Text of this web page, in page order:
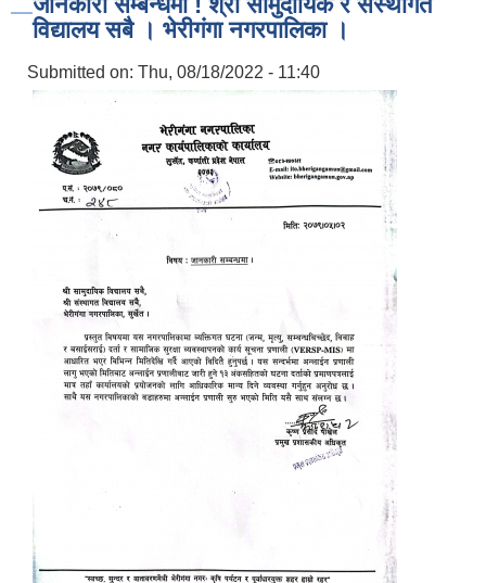
विद्यालय सबै । भेरीगंगा नगरपालिका ।
Submitted on: Thu, 08/18/2022 - 11:40